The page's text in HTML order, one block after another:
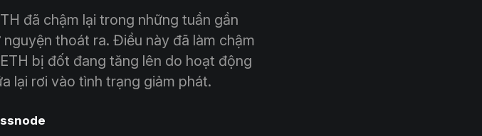
đã chậm lại trong những tuần gần
thoát ra. Điều này đã làm chậm
bị đốt đang tăng lên do hoạt động
lại rơi vào tình trạng giảm phát.